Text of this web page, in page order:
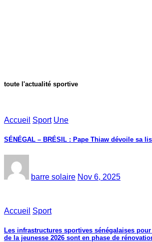
toute l'actualité sportive
Accueil Sport Une
SÉNÉGAL – BRÉSIL : Pape Thiaw dévoile sa
barre solaire Nov 6, 2025
Accueil Sport
Les infrastructures sportives sénégalaises
de la jeunesse 2026 sont en phase de